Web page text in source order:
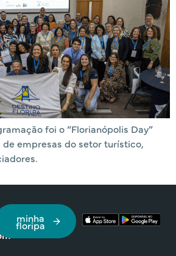
foi o “Florianópolis Day”
empresas do setor turístico,
minha
floripa